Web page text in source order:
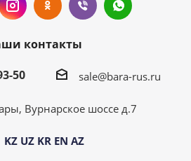
контакты
50
sale@bara-rus.ru
Вурнарское шоссе д.7
KZ UZ KR EN AZ